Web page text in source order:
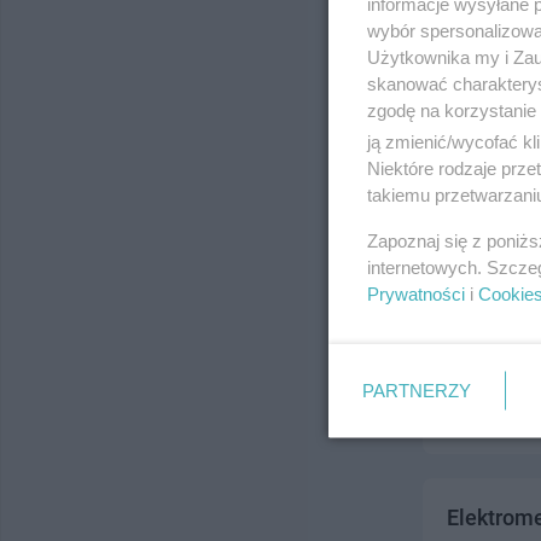
ul. 30
Telefon:
Kategoria:
Telefon:
Kategoria:
wybór
Użytkownika my i
skanować
zgodę na
ją zmienić/wycofać
Niektóre rodzaje
takiemu
Zapoznaj się z
internetowych.
Prywatności i
PARTNERZY